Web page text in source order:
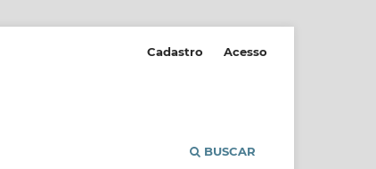
BUSCAR
Cadastro Acesso